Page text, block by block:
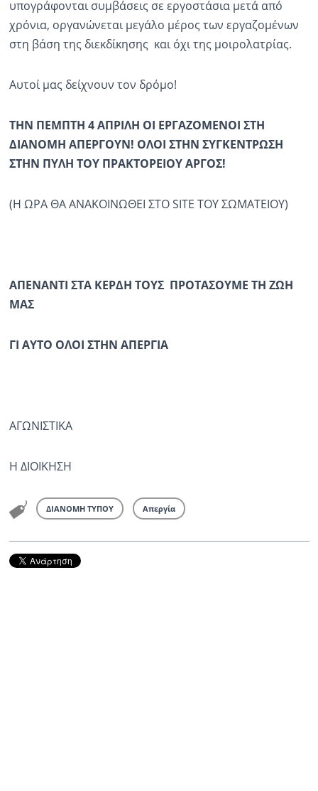
υπογράφονται συμβάσεις σε εργοστάσια μετά από
χρόνια, οργανώνεται μεγάλο μέρος των εργαζομένων
στη βάση της διεκδίκησης και όχι της μοιρολατρίας.
Αυτοί μας δείχνουν τον δρόμο!
ΤΗΝ ΠΕΜΠΤΗ 4 ΑΠΡΙΛΗ ΟΙ ΕΡΓΑΖΟΜΕΝΟΙ ΣΤΗ
ΔΙΑΝΟΜΗ ΑΠΕΡΓΟΥΝ! ΟΛΟΙ ΣΤΗΝ ΣΥΓΚΕΝΤΡΩΣΗ
ΣΤΗΝ ΠΥΛΗ ΤΟΥ ΠΡΑΚΤΟΡΕΙΟΥ ΑΡΓΟΣ!
(Η ΩΡΑ ΘΑ ΑΝΑΚΟΙΝΩΘΕΙ ΣΤΟ SITE TOY ΣΩΜΑΤΕΙΟΥ)
ΑΠΕΝΑΝΤΙ ΣΤΑ ΚΕΡΔΗ ΤΟΥΣ ΠΡΟΤΑΣΟΥΜΕ ΤΗ ΖΩΗ
ΜΑΣ
ΓΙ ΑΥΤΟ ΟΛΟΙ ΣΤΗΝ ΑΠΕΡΓΙΑ
ΑΓΩΝΙΣΤΙΚΑ
Η ΔΙΟΙΚΗΣΗ
ΔΙΑΝΟΜΗ ΤΥΠΟΥ Απεργία